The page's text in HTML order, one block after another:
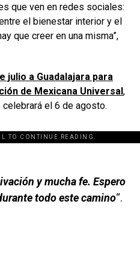
que ven en redes sociales:
el bienestar interior y el
que creer en una misma”,
julio a Guadalajara para
de Mexicana Universal,
el 6 de agosto.
TO CONTINUE READING.
y mucha fe. Espero
todo este camino“.